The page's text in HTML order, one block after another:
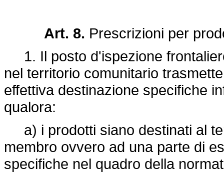
Art. 8. Prescrizioni per
1. Il posto d'ispezione
nel territorio comunitario
effettiva destinazione specifiche
qualora:
a) i prodotti siano destinati al
membro ovvero ad una parte di
specifiche nel quadro della